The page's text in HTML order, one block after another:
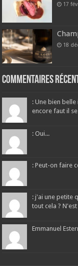
17
18
Commentaires
: Une bien
encore faut il
: Oui...
: Peut-on faire
: j'ai une petite
tout cela ? N'est
Emmanuel